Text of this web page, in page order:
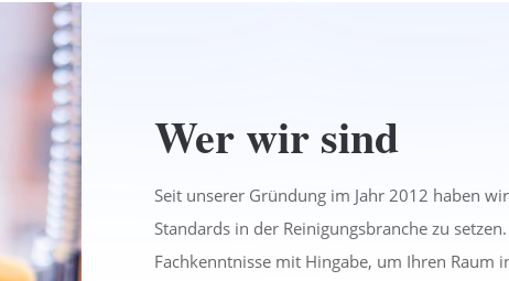
Wer wir sind
Seit unserer Gründung im Jahr 2012 haben
Standards in der Reinigungsbranche zu
Fachkenntnisse mit Hingabe, um Ihren Raum